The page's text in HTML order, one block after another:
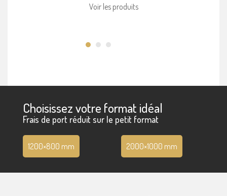
Voir les produits
Choisissez votre format idéal
Frais de port réduit sur le petit format
1200×800 mm 2000×1000 mm